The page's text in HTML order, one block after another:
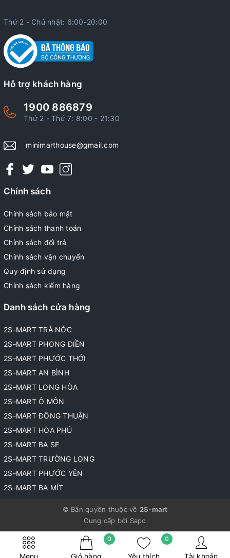
Menu Giỏ hàng
0
Yêu thích
0
Tài khoản
Thứ 2 - Chủ nhật: 6:00-20:00
Hỗ trợ khách hàng
1900 886879
Thứ 2 - Thứ 7: 8:00 - 21:30
minimarthouse@gmail.com
Chính sách
Chính sách bảo mật
Chính sách thanh toán
Chính sách đổi trả
Chính sách vận chuyển
Quy định sử dụng
Chính sách kiểm hàng
Danh sách cửa hàng
2S-MART TRÀ NÓC
2S-MART PHONG ĐIỀN
2S-MART PHƯỚC THỚI
2S-MART AN BÌNH
2S-MART LONG HÒA
2S-MART Ô MÔN
2S-MART ĐÔNG THUẬN
2S-MART HÒA PHÚ
2S-MART BA SE
2S-MART TRƯỜNG LONG
2S-MART PHƯỚC YÊN
2S-MART BA MÍT
© Bản quyền thuộc về 2S-mart
Cung cấp bởi Sapo